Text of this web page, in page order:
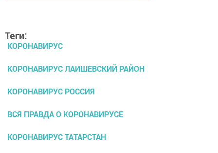
Теги:
КОРОНАВИРУС
КОРОНАВИРУС ЛАИШЕВСКИЙ РАЙОН
КОРОНАВИРУС РОССИЯ
ВСЯ ПРАВДА О КОРОНАВИРУСЕ
КОРОНАВИРУС ТАТАРСТАН